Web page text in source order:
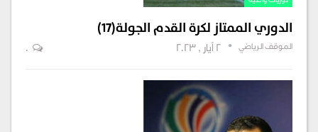
الدوري الممتاز لكرة القدم الجولة(١٧)
الموقف الرياضي 0